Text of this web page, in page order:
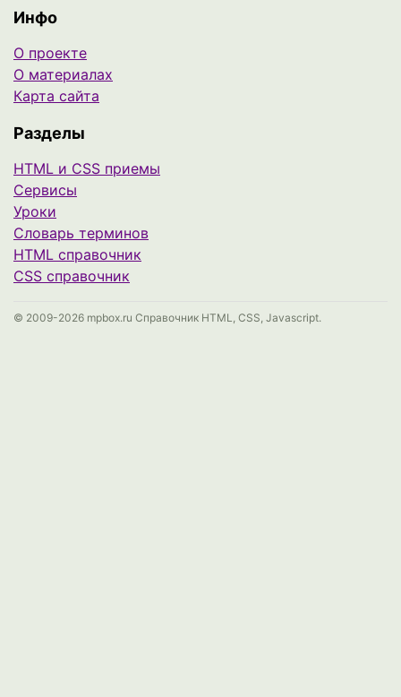
Инфо
О проекте
О материалах
Карта сайта
Разделы
HTML и CSS приемы
Сервисы
Уроки
Cловарь терминов
HTML справочник
CSS справочник
© 2009-2026 mpbox.ru Справочник HTML, CSS, Javascript.